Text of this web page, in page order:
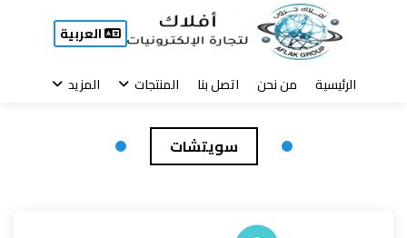
العربية
الرئيسية من نحن اتصل بنا المنتجات المزيد
سويتشات